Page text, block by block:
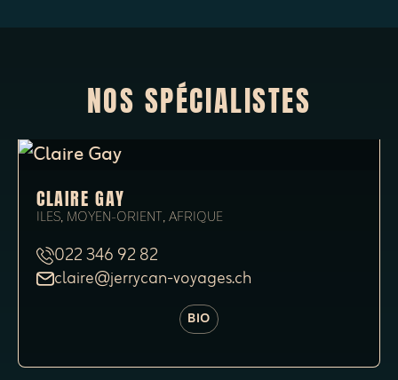
NOS SPÉCIALISTES
CLAIRE GAY
ILES, MOYEN-ORIENT, AFRIQUE
022 346 92 82
claire@jerrycan-voyages.ch
BIO